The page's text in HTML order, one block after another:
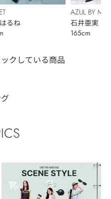
るね
AZUL BY
石井亜実
165cm
クしている商品